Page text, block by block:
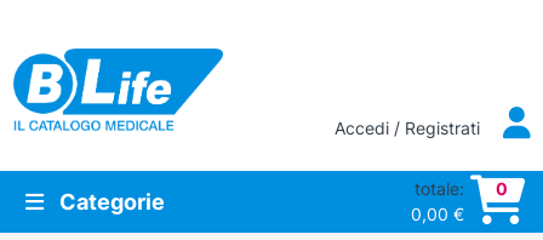
Vai al contenuto principale
Accedi / Registrati
Categorie
totale:
0,00 €
0